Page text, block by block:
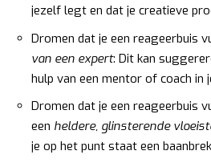
jezelf legt en dat je creatieve
Dromen dat je een reageerbuis
van een expert: Dit kan
hulp van een mentor of coach in
Dromen dat je een reageerbuis
een heldere, glinsterende
je op het punt staat een